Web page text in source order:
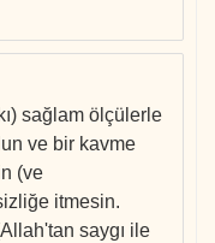
sağlam ölçülerle
ve bir kavme
(ve
itmesin.
saygı ile